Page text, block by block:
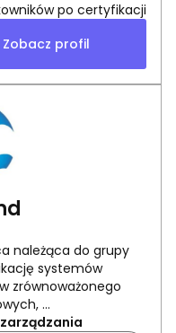
po certyfikacji
Zobacz profil
należąca do grupy
systemów
zrównoważonego
...